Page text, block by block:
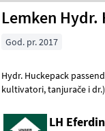
Lemken
Lemken Hydr.
God. pr. 2017
Hydr. Huckepack passend zu Zirkon 8
LH